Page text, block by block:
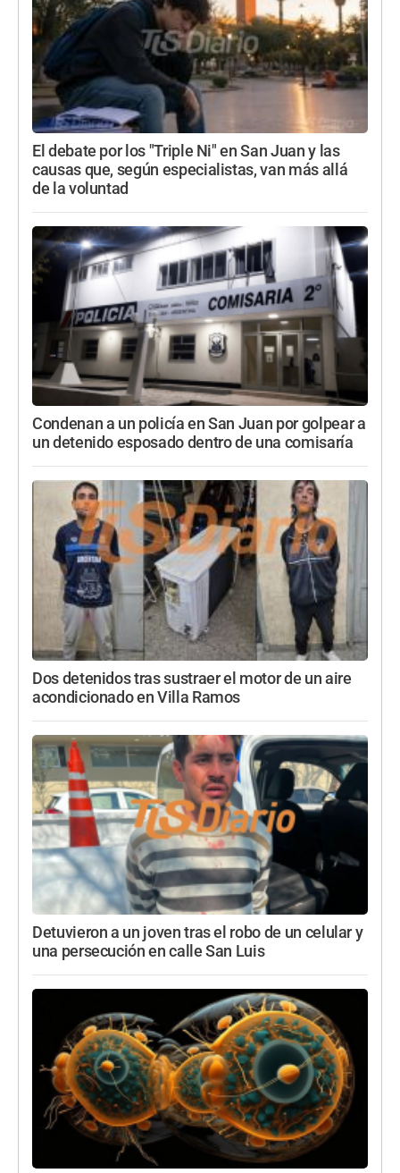
El debate por los "Triple Ni" en San Juan y las
causas que, según especialistas, van más allá
de la voluntad
Condenan a un policía en San Juan por golpear a
un detenido esposado dentro de una comisaría
Dos detenidos tras sustraer el motor de un aire
acondicionado en Villa Ramos
Detuvieron a un joven tras el robo de un celular y
una persecución en calle San Luis